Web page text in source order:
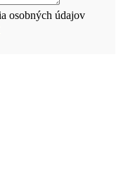
osobných údajov